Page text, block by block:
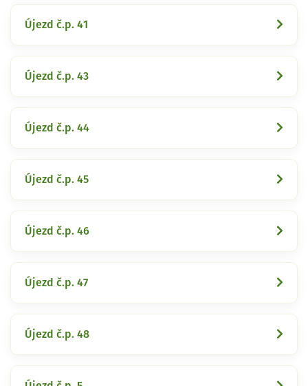
Újezd č.p. 41
Újezd č.p. 43
Újezd č.p. 44
Újezd č.p. 45
Újezd č.p. 46
Újezd č.p. 47
Újezd č.p. 48